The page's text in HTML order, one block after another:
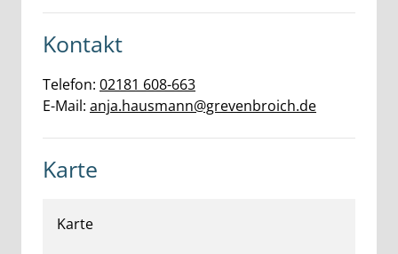
Kontakt
Telefon: 02181 608-663
E-Mail: anja.hausmann@grevenbroich.de
Karte
Karte